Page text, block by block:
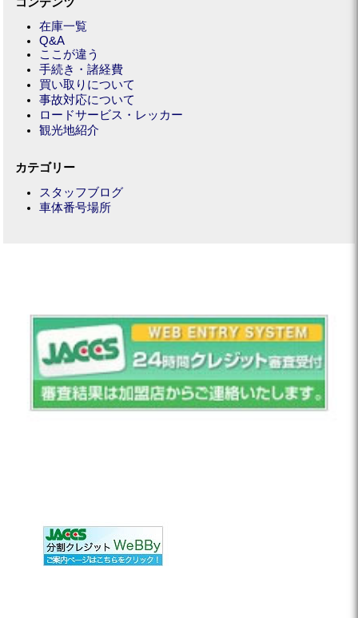
在庫一覧
Q&A
ここが違う
手続き・諸経費
買い取りについて
事故対応について
ロードサービス・レッカー
観光地紹介
カテゴリー
スタッフブログ
車体番号場所